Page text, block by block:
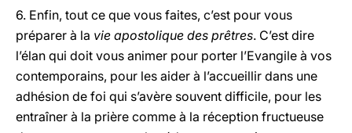
6. Enfin, tout ce que vous faites, c’est pour vous
préparer à la vie apostolique des prêtres. C’est dire
l’élan qui doit vous animer pour porter l’Evangile à vos
contemporains, pour les aider à l’accueillir dans une
adhésion de foi qui s’avère souvent difficile, pour les
entraîner à la prière comme à la réception fructueuse